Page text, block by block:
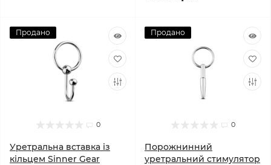
Продано
0
Уретральна вставка із
кільцем Sinner Gear
Продано
0
Порожнинний
уретральний стимулятор